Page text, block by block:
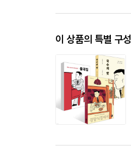
이 상품의 특별 구성